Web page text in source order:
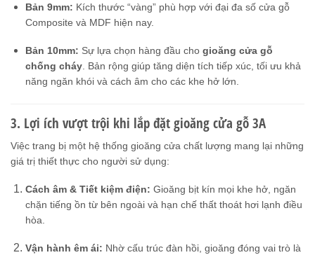
Bản 9mm: Kích thước “vàng” phù hợp với đại đa số cửa gỗ
Composite và MDF hiện nay.
Bản 10mm: Sự lựa chọn hàng đầu cho gioăng cửa gỗ
chống cháy. Bản rộng giúp tăng diện tích tiếp xúc, tối ưu khả
năng ngăn khói và cách âm cho các khe hở lớn.
3. Lợi ích vượt trội khi lắp đặt gioăng cửa gỗ 3A
Việc trang bị một hệ thống gioăng cửa chất lượng mang lại những
giá trị thiết thực cho người sử dụng:
Cách âm & Tiết kiệm điện: Gioăng bịt kín mọi khe hở, ngăn
chặn tiếng ồn từ bên ngoài và hạn chế thất thoát hơi lạnh điều
hòa.
Vận hành êm ái: Nhờ cấu trúc đàn hồi, gioăng đóng vai trò là